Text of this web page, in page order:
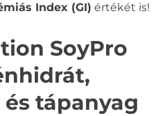
Index (GI) értékét is!
SoyPro
tápanyag